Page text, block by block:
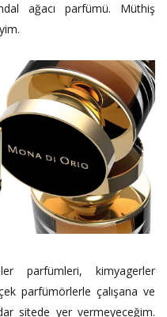
ağacı parfümü. Müthiş
parfümleri, kimyagerler
parfümörlerle çalışana ve
sitede yer vermeyeceğim.